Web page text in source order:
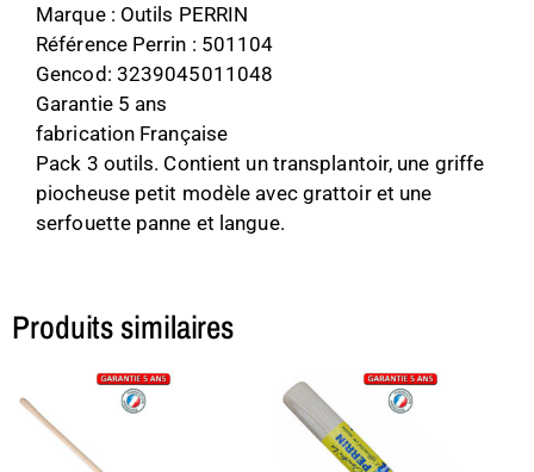
Marque : Outils PERRIN
Référence Perrin : 501104
Gencod: 3239045011048
Garantie 5 ans
fabrication Française
Pack 3 outils. Contient un transplantoir, une griffe
piocheuse petit modèle avec grattoir et une
serfouette panne et langue.
Produits similaires